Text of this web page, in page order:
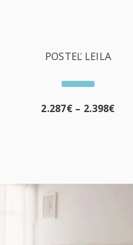
POSTEĽ LEILA
2.287€ – 2.398€